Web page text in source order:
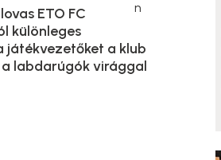
ETO FC
különleges
játékvezetőket a klub
labdarúgók virággal